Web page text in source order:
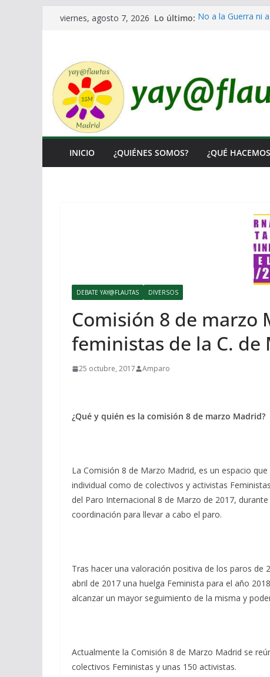
Saltarviernes, agosto 7, 2026 Lo último: No a la Guerra ni
INICIO ¿QUIÉNES SOMOS? ¿QUÉ
DEBATE YAY@FLAUTAS DIVERSOS
Comisión 8 de
feministas de la C. de
25 octubre, 2017 Amparo
¿Qué y quién es la comisión 8 de marzo Madrid?
La Comisión 8 de Marzo Madrid, es un espacio
individual como de colectivos y activistas
del Paro Internacional 8 de Marzo de 2017,
coordinación para llevar a cabo el paro.
Tras hacer una valoración positiva de los paros
abril de 2017 una huelga Feminista para el año
alcanzar un mayor seguimiento de la misma y
Actualmente la Comisión 8 de Marzo Madrid se
colectivos Feministas y unas 150 activistas.